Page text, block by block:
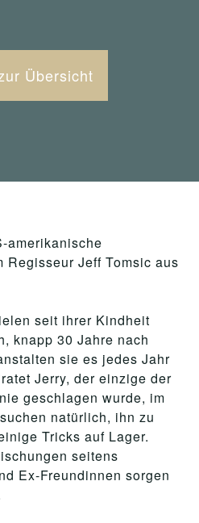
Übersicht
amerikanische
Regisseur Jeff Tomsic aus
seit ihrer Kindheit
knapp 30 Jahre nach
sie es jedes Jahr
Jerry, der einzige der
geschlagen wurde, im
natürlich, ihn zu
Tricks auf Lager.
seitens
Ex-Freundinnen sorgen